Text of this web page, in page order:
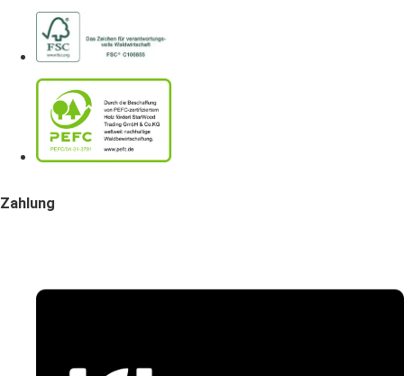
Zahlung